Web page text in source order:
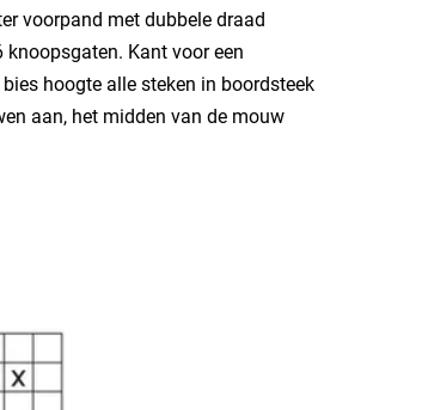
voorpand met dubbele draad
Kant voor een
hoogte alle steken in boordsteek
aan, het midden van de mouw